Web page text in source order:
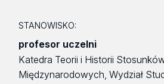
STANOWISKO:
profesor uczelni
Katedra Teorii i Historii
Międzynarodowych, Wydział